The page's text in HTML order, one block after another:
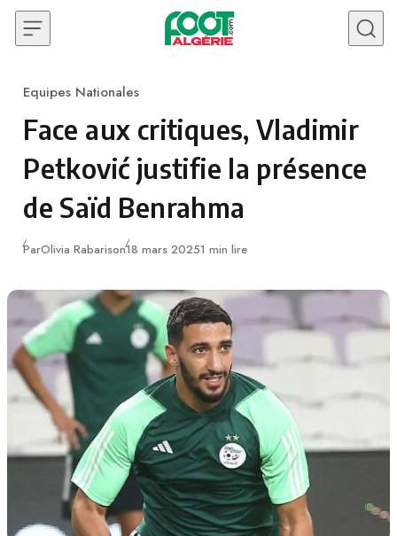
Skip to content
Category
Equipes Nationales
Face aux critiques, Vladimir
Petković justifie la présence
de Saïd Benrahma
ParOlivia RabarisonPublié
18 mars 20251 min lire